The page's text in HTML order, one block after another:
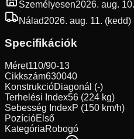
Személyesen2026. aug.
Nálad2026. aug. 11. (kedd)
Specifikációk
Méret110/90-13
Cikkszám630040
KonstrukcióDiagonál (-)
Terhelési Index56 (224 kg)
Sebesség IndexP (150 km/h)
PozícióElső
KategóriaRobogó